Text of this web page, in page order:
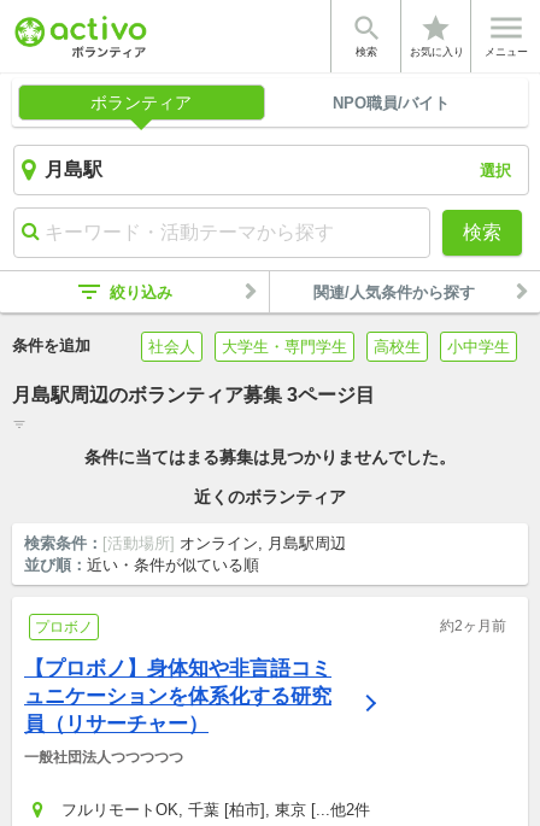

検索
star
お気に入り

メニュー
ボランティア NPO職員/バイト
選択
検索
filter_list 絞り込み 関連/人気条件から探す
条件を追加 社会人 大学生・専門学生 高校生 小中学生
月島駅周辺のボランティア募集 3ページ目
filter_list
条件に当てはまる募集は見つかりませんでした。
近くのボランティア
検索条件： [活動場所] オンライン, 月島駅周辺
並び順： 近い・条件が似ている順
プロボノ 約2ヶ月前
【プロボノ】身体知や非言語コミ
ュニケーションを体系化する研究
員（リサーチャー）
一般社団法人つつつつつ
フルリモートOK, 千葉 [柏市], 東京 [...他2件